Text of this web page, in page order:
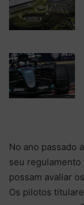
No ano passado
seu
possam avaliar
Os pilotos